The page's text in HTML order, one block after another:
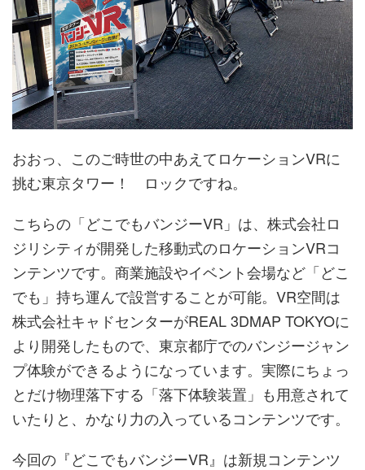
おおっ、このご時世の中あえてロケーションVRに
挑む東京タワー！ ロックですね。
こちらの「どこでもバンジーVR」は、株式会社ロ
ジリシティが開発した移動式のロケーションVRコ
ンテンツです。商業施設やイベント会場など「どこ
でも」持ち運んで設営することが可能。VR空間は
株式会社キャドセンターがREAL 3DMAP TOKYOに
より開発したもので、東京都庁でのバンジージャン
プ体験ができるようになっています。実際にちょっ
とだけ物理落下する「落下体験装置」も用意されて
いたりと、かなり力の入っているコンテンツです。
今回の『どこでもバンジーVR』は新規コンテンツ